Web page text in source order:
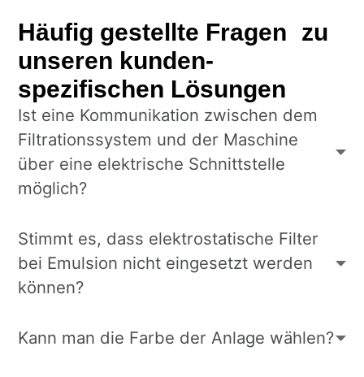
Häufig gestellte Fragen zu
unseren kunden­
spezifischen Lösungen
Ist eine Kommunikation zwischen dem
Filtrationssystem und der Maschine
über eine elektrische Schnittstelle
möglich?
Stimmt es, dass elektrostatische Filter
bei Emulsion nicht eingesetzt werden
können?
Kann man die Farbe der Anlage wählen?